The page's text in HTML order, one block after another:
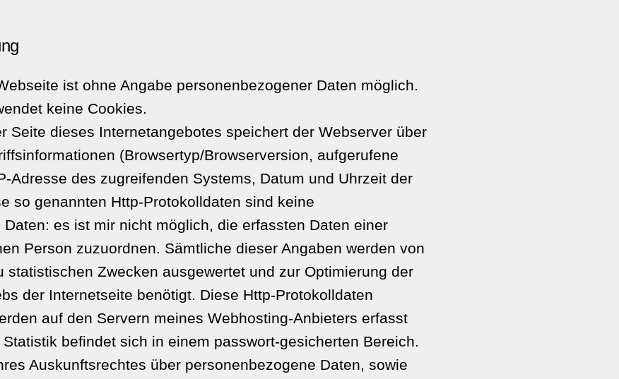
ist ohne Angabe personenbezogener Daten möglich.
keine Cookies.
Seite dieses Internetangebotes speichert der Webserver über
(Browsertyp/Browserversion, aufgerufene
Adresse des zugreifenden Systems, Datum und Uhrzeit der
so genannten Http-Protokolldaten sind keine
es ist mir nicht möglich, die erfassten Daten einer
Person zuzuordnen. Sämtliche dieser Angaben werden von
statistischen Zwecken ausgewertet und zur Optimierung der
der Internetseite benötigt. Diese Http-Protokolldaten
auf den Servern meines Webhosting-Anbieters erfasst
befindet sich in einem passwort-gesicherten Bereich.
Auskunftsrechtes über personenbezogene Daten, sowie